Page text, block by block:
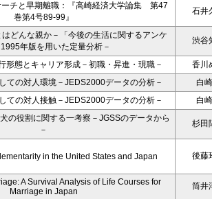
チと早期離職：『高崎経済大学論集 第47
巻第4号89-99』
石井
どんな親か－「今後の生活に関するアンケ
年版を用いた定量分析－
渋谷
形態とキャリア形成－初職・昇進・現職－
香川
ての対人環境－JEDS2000データの分析－
白
ての対人接触－JEDS2000データの分析－
白
の役割に関する一考察－JGSSのデータから
－
杉田
in the United States and Japan 後藤
A Survival Analysis of Life Courses for
Marriage in Japan
筒井